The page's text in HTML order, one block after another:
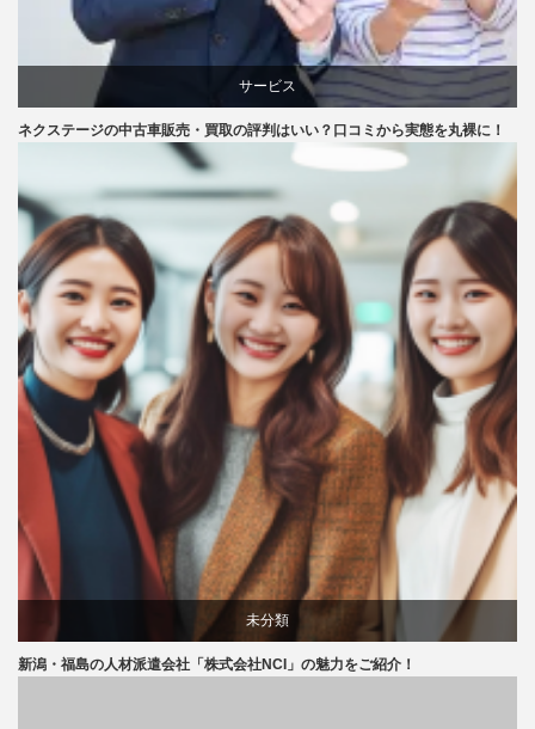
サービス
口コミ
評判
ネクステージの中古車販売・買取の評判はいい？口コミから実態を丸裸に！
未分類
新潟・福島の人材派遣会社「株式会社NCI」の魅力をご紹介！